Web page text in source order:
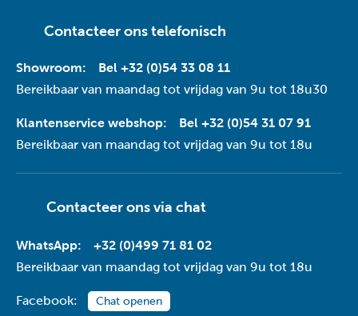
Contacteer ons telefonisch
Showroom:
Bel +32 (0)54 33 08 11
Bereikbaar van maandag tot vrijdag van 9u tot 18u30
Klantenservice webshop:
Bel +32 (0)54 31 07 91
Bereikbaar van maandag tot vrijdag van 9u tot 18u
Contacteer ons via chat
WhatsApp:
+32 (0)499 71 81 02
Bereikbaar van maandag tot vrijdag van 9u tot 18u
Facebook: Chat openen